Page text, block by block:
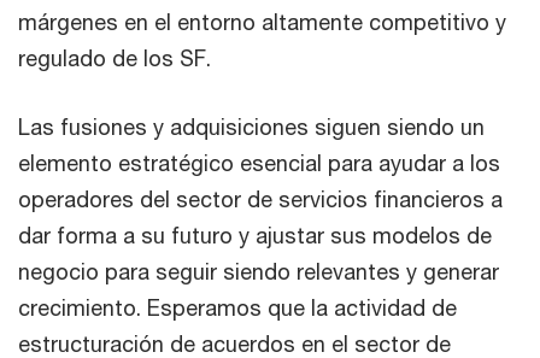
márgenes en el entorno altamente competitivo y
regulado de los SF.
Las fusiones y adquisiciones siguen siendo un
elemento estratégico esencial para ayudar a los
operadores del sector de servicios financieros a
dar forma a su futuro y ajustar sus modelos de
negocio para seguir siendo relevantes y generar
crecimiento. Esperamos que la actividad de
estructuración de acuerdos en el sector de